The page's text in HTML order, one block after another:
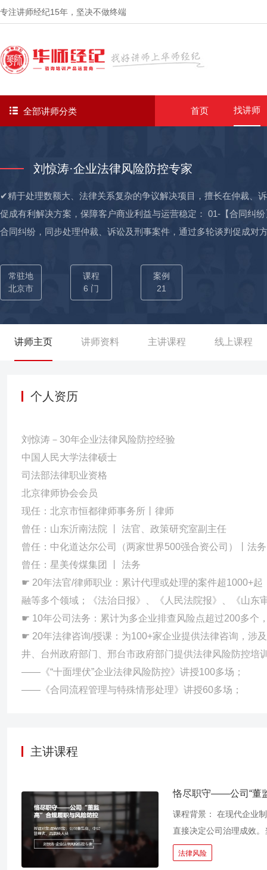
专注讲师经纪15年 ，坚决不做终端
全部讲师分类 首页 找讲师
刘惊涛·企业法律风险防控专家
✔精于处理数额大、法律关系复杂的争议解决项目，擅长在仲裁、
促成有利解决方案，保障客户商业利益与运营稳定： 01-【合同纠
合同纠纷，同步处理仲裁、诉讼及刑事案件，通过多轮谈判促成对
历经两年，顺利完成股权架构调整、人员安置、公司名称变更等相
国企与民企股权收购项目（评估值1亿元），厘清十年历史遗留法
期停滞困局； 04-【社会纠纷】-社会事件风险处置：协调河北某
从一审败诉案件中精准定位突破点，通过新证据挖掘与法律适用
电视台报道。
常驻地
北京市
课程
6 门
案例
21
讲师主页 讲师资料 主讲课程 线上课程
个人资历
刘惊涛－30年企业法律风险防控经验
中国人民大学法律硕士
司法部法律职业资格
北京律师协会会员
现任：北京市恒都律师事务所丨律师
曾任：山东沂南法院 丨 法官、政策研究室副主任
曾任：中化道达尔公司（两家世界500强合资公司）丨法务
曾任：星美传煤集团 丨 法务
☛ 20年法官/律师职业：累计代理或处理的案件超1000+
融等多个领域；《法治日报》、《人民法院报》、《山
☛ 10年公司法务：累计为多企业排查风险点超过200多个
☛ 20年法律咨询/授课：为100+家企业提供法律咨询，涉
井、台州政府部门、邢台市政府部门提供法律风险防控培
——《“十面埋伏”企业法律风险防控》讲授100多场；
主讲课程
恪尽职守——公司“董
课程背景： 在现代企业
直接决定公司治理成效
监高”的合规履职提出更
加许多制度创新和解决
法律风险